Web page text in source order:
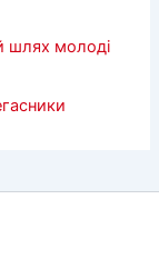
шлях молоді